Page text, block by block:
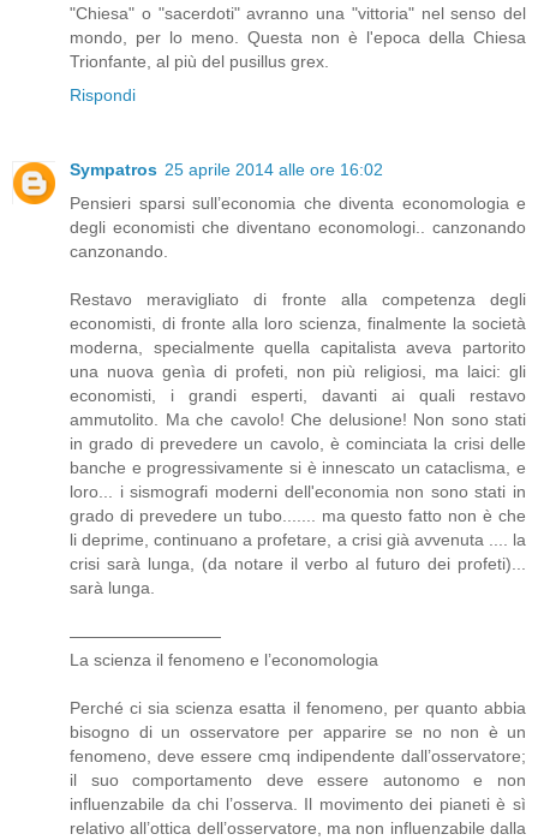
"Chiesa" o "sacerdoti" avranno una "vittoria" nel senso del
mondo, per lo meno. Questa non è l'epoca della Chiesa
Trionfante, al più del pusillus grex.
Rispondi
Sympatros 25 aprile 2014 alle ore 16:02
Pensieri sparsi sull’economia che diventa economologia e
degli economisti che diventano economologi.. canzonando
canzonando.
Restavo meravigliato di fronte alla competenza degli
economisti, di fronte alla loro scienza, finalmente la società
moderna, specialmente quella capitalista aveva partorito
una nuova genìa di profeti, non più religiosi, ma laici: gli
economisti, i grandi esperti, davanti ai quali restavo
ammutolito. Ma che cavolo! Che delusione! Non sono stati
in grado di prevedere un cavolo, è cominciata la crisi delle
banche e progressivamente si è innescato un cataclisma, e
loro... i sismografi moderni dell'economia non sono stati in
grado di prevedere un tubo....... ma questo fatto non è che
li deprime, continuano a profetare, a crisi già avvenuta .... la
crisi sarà lunga, (da notare il verbo al futuro dei profeti)...
sarà lunga.
—————————
La scienza il fenomeno e l’economologia
Perché ci sia scienza esatta il fenomeno, per quanto abbia
bisogno di un osservatore per apparire se no non è un
fenomeno, deve essere cmq indipendente dall’osservatore;
il suo comportamento deve essere autonomo e non
influenzabile da chi l’osserva. Il movimento dei pianeti è sì
relativo all’ottica dell’osservatore, ma non influenzabile dalla